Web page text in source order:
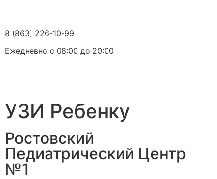
8 (863) 226-10-99
Ежедневно с 08:00 до 20:00
УЗИ Ребенку
Ростовский
Педиатрический Центр
№1